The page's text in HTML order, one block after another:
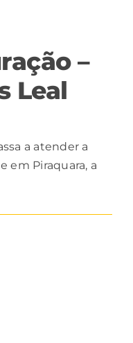
–
Leal
a atender a
em Piraquara, a